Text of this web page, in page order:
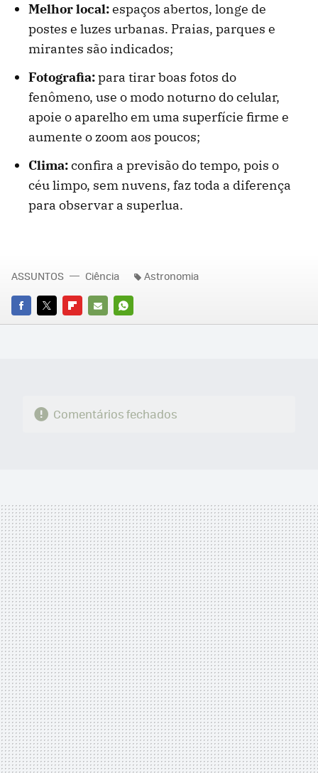
Melhor local:espaços abertos, longe de
postes e luzes urbanas. Praias, parques e
mirantes são indicados;
Fotografia:para tirar boas fotos do
fenômeno, use o modo noturno do celular,
apoie o aparelho em uma superfície firme e
aumente o zoom aos poucos;
Clima:confira a previsão do tempo, pois o
céu limpo, sem nuvens, faz toda a diferença
para observar a superlua.
FACEBOOK
TWITTERFLIPBOARD
E-
WHATSAPP
ASSUNTOS Ciência Astronomia
Comentários fechados